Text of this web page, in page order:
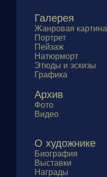
Галерея
Жанровая картина
Портрет
Пейзаж
Натюрморт
Этюды и эскизы
Графика
Архив
Фото
Видео
О художнике
Биография
Выставки
Награды